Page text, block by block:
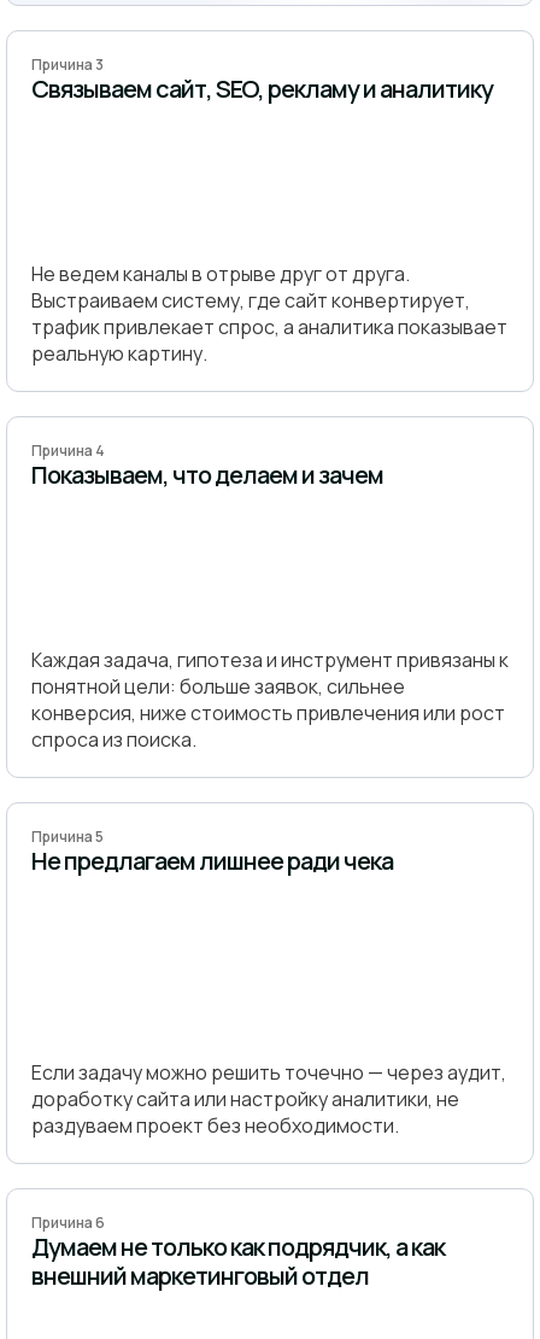
Причина 3
Связываем сайт, SEO, рекламу и аналитику
Не ведем каналы в отрыве друг от друга.
Выстраиваем систему, где сайт конвертирует,
трафик привлекает спрос, а аналитика показывает
реальную картину.
Причина 4
Показываем, что делаем и зачем
Каждая задача, гипотеза и инструмент привязаны к
понятной цели: больше заявок, сильнее
конверсия, ниже стоимость привлечения или рост
спроса из поиска.
Причина 5
Не предлагаем лишнее ради чека
Если задачу можно решить точечно — через аудит,
доработку сайта или настройку аналитики, не
раздуваем проект без необходимости.
Причина 6
Думаем не только как подрядчик, а как
внешний маркетинговый отдел